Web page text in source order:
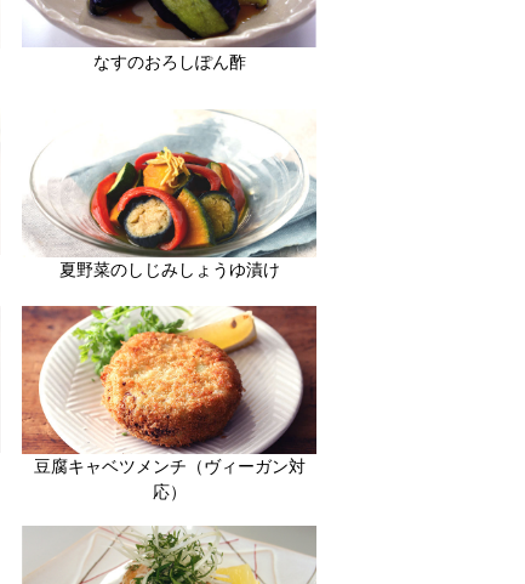
なすのおろしぽん酢
夏野菜のしじみしょうゆ漬け
豆腐キャベツメンチ（ヴィーガン対
応）